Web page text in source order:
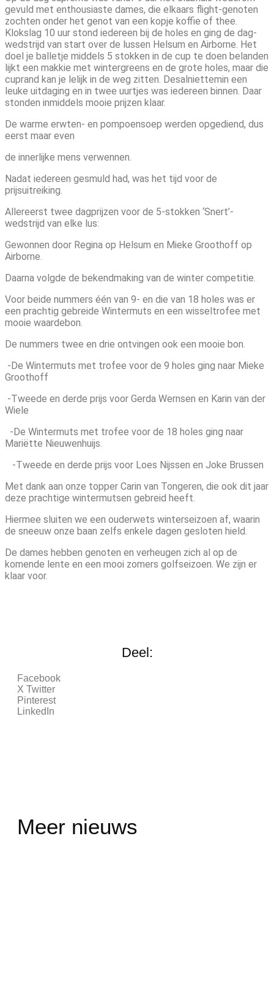
gevuld met enthousiaste dames, die elkaars flight-genoten
zochten onder het genot van een kopje koffie of thee.
Klokslag 10 uur stond iedereen bij de holes en ging de dag-
wedstrijd van start over de lussen Helsum en Airborne. Het
doel je balletje middels 5 stokken in de cup te doen belanden
lijkt een makkie met wintergreens en de grote holes, maar die
cuprand kan je lelijk in de weg zitten. Desalniettemin een
leuke uitdaging en in twee uurtjes was iedereen binnen. Daar
stonden inmiddels mooie prijzen klaar.
De warme erwten- en pompoensoep werden opgediend, dus
eerst maar even
de innerlijke mens verwennen.
Nadat iedereen gesmuld had, was het tijd voor de
prijsuitreiking.
Allereerst twee dagprijzen voor de 5-stokken ‘Snert’-
wedstrijd van elke lus:
Gewonnen door Regina op Helsum en Mieke Groothoff op
Airborne.
Daarna volgde de bekendmaking van de winter competitie.
Voor beide nummers één van 9- en die van 18 holes was er
een prachtig gebreide Wintermuts en een wisseltrofee met
mooie waardebon.
De nummers twee en drie ontvingen ook een mooie bon.
-De Wintermuts met trofee voor de 9 holes ging naar Mieke
Groothoff
-Tweede en derde prijs voor Gerda Wernsen en Karin van der
Wiele
-De Wintermuts met trofee voor de 18 holes ging naar
Mariëtte Nieuwenhuijs.
-Tweede en derde prijs voor Loes Nijssen en Joke Brussen
Met dank aan onze topper Carin van Tongeren, die ook dit jaar
deze prachtige wintermutsen gebreid heeft.
Hiermee sluiten we een ouderwets winterseizoen af, waarin
de sneeuw onze baan zelfs enkele dagen gesloten hield.
De dames hebben genoten en verheugen zich al op de
komende lente en een mooi zomers golfseizoen. We zijn er
klaar voor.
Deel:
Facebook
X Twitter
Pinterest
LinkedIn
Meer nieuws